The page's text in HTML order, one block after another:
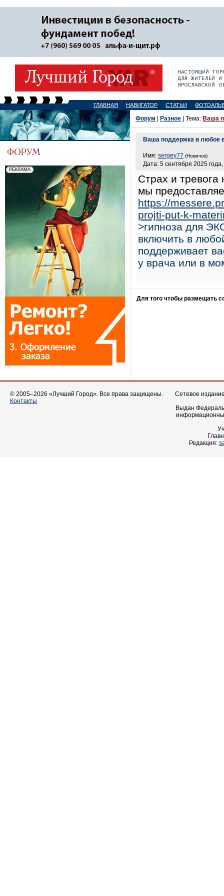
ГЛАВНАЯ НАВИГАТОР СТАТЬИ
Форум Разное | Тема: Ваша
Ваша поддержка в любое
Имя: sergey77 (Новичок)
Дата: 5 сентября 2025
Страх и
мы
https://
projti-put-k-
>гипноза для
включить в
поддерживает
у врача или в
Для того чтобы размещать
© 2005–2026 «Лучший Город». Все права защищены.
Контакты
Сетевое
Выдан
Редакция: